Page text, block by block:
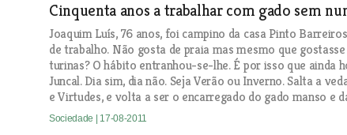
Cinquenta anos a trabalhar com gado sem
Joaquim Luís, 76 anos, foi campino da casa Pinto
de trabalho. Não gosta de praia mas mesmo que
turinas? O hábito entranhou-se-lhe. É por isso que ainda
Juncal. Dia sim, dia não. Seja Verão ou Inverno. Salta a
e Virtudes, e volta a ser o encarregado do gado manso e
Sociedade | 17-08-2011